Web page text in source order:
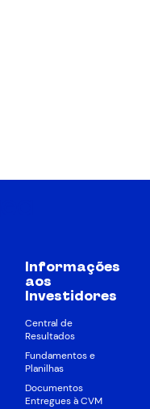
Informações
aos
Investidores
Central de
Resultados
Fundamentos e
Planilhas
Documentos
Entregues à CVM